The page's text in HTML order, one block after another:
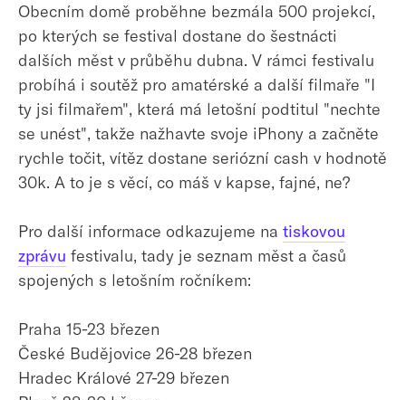
Obecním domě proběhne bezmála 500 projekcí,
po kterých se festival dostane do šestnácti
dalších měst v průběhu dubna. V rámci festivalu
probíhá i soutěž pro amatérské a další filmaře "I
ty jsi filmařem", která má letošní podtitul "nechte
se unést", takže nažhavte svoje iPhony a začněte
rychle točit, vítěz dostane seriózní cash v hodnotě
30k. A to je s věcí, co máš v kapse, fajné, ne?
Pro další informace odkazujeme na tiskovou
zprávu festivalu, tady je seznam měst a časů
spojených s letošním ročníkem:
Praha 15-23 březen
České Budějovice 26-28 březen
Hradec Králové 27-29 březen